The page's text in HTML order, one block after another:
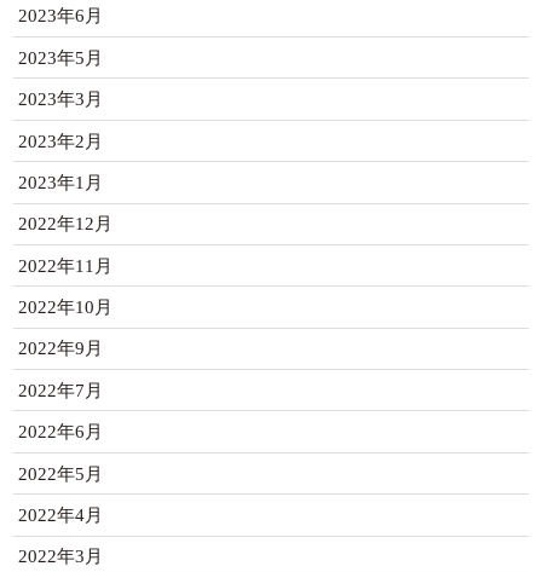
2023年6月
2023年5月
2023年3月
2023年2月
2023年1月
2022年12月
2022年11月
2022年10月
2022年9月
2022年7月
2022年6月
2022年5月
2022年4月
2022年3月